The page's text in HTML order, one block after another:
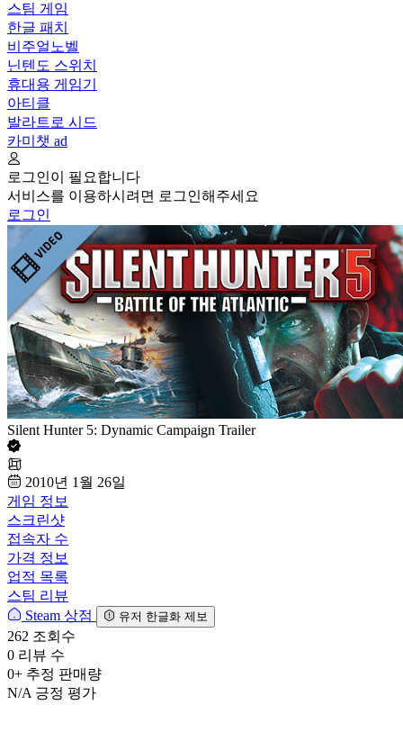
스팀 게임
한글 패치
비주얼노벨
닌텐도 스위치
휴대용 게임기
아티클
발라트로 시드
카미챗 ad
로그인이 필요합니다
서비스를 이용하시려면 로그인해주세요
로그인
Silent Hunter 5: Dynamic Campaign Trailer
2010년 1월 26일
게임 정보
스크린샷
접속자 수
가격 정보
업적 목록
스팀 리뷰
Steam 상점
유저 한글화 제보
262 조회수
0 리뷰 수
0+ 추정 판매량
N/A 긍정 평가